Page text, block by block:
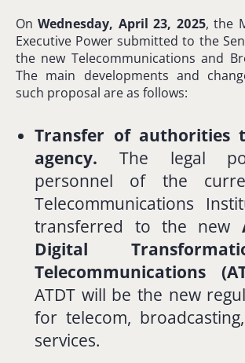
OnWednesday, April23, 2025,the
Executive Powersubmittedto the
the new Telecommunicationsand
The main developmentsand
such proposal areas follows:
Transfer of authorities
agency.
The legal
personnel of the
Telecommunications
transferred to the new
Digital
Telecommunications (
ATDT will bethe new
for telecom, broadcasting,
services.